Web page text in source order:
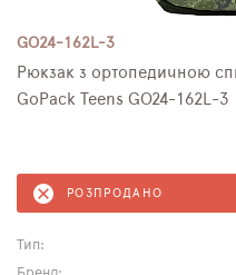
GO24-162L-3
Рюкзак з ортопедичною спинкою камуфляж піксель
GoPack Teens GO24-162L-3
РОЗПРОДАНО
Тип: